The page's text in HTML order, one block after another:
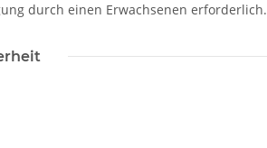
durch einen Erwachsenen erforderlich.